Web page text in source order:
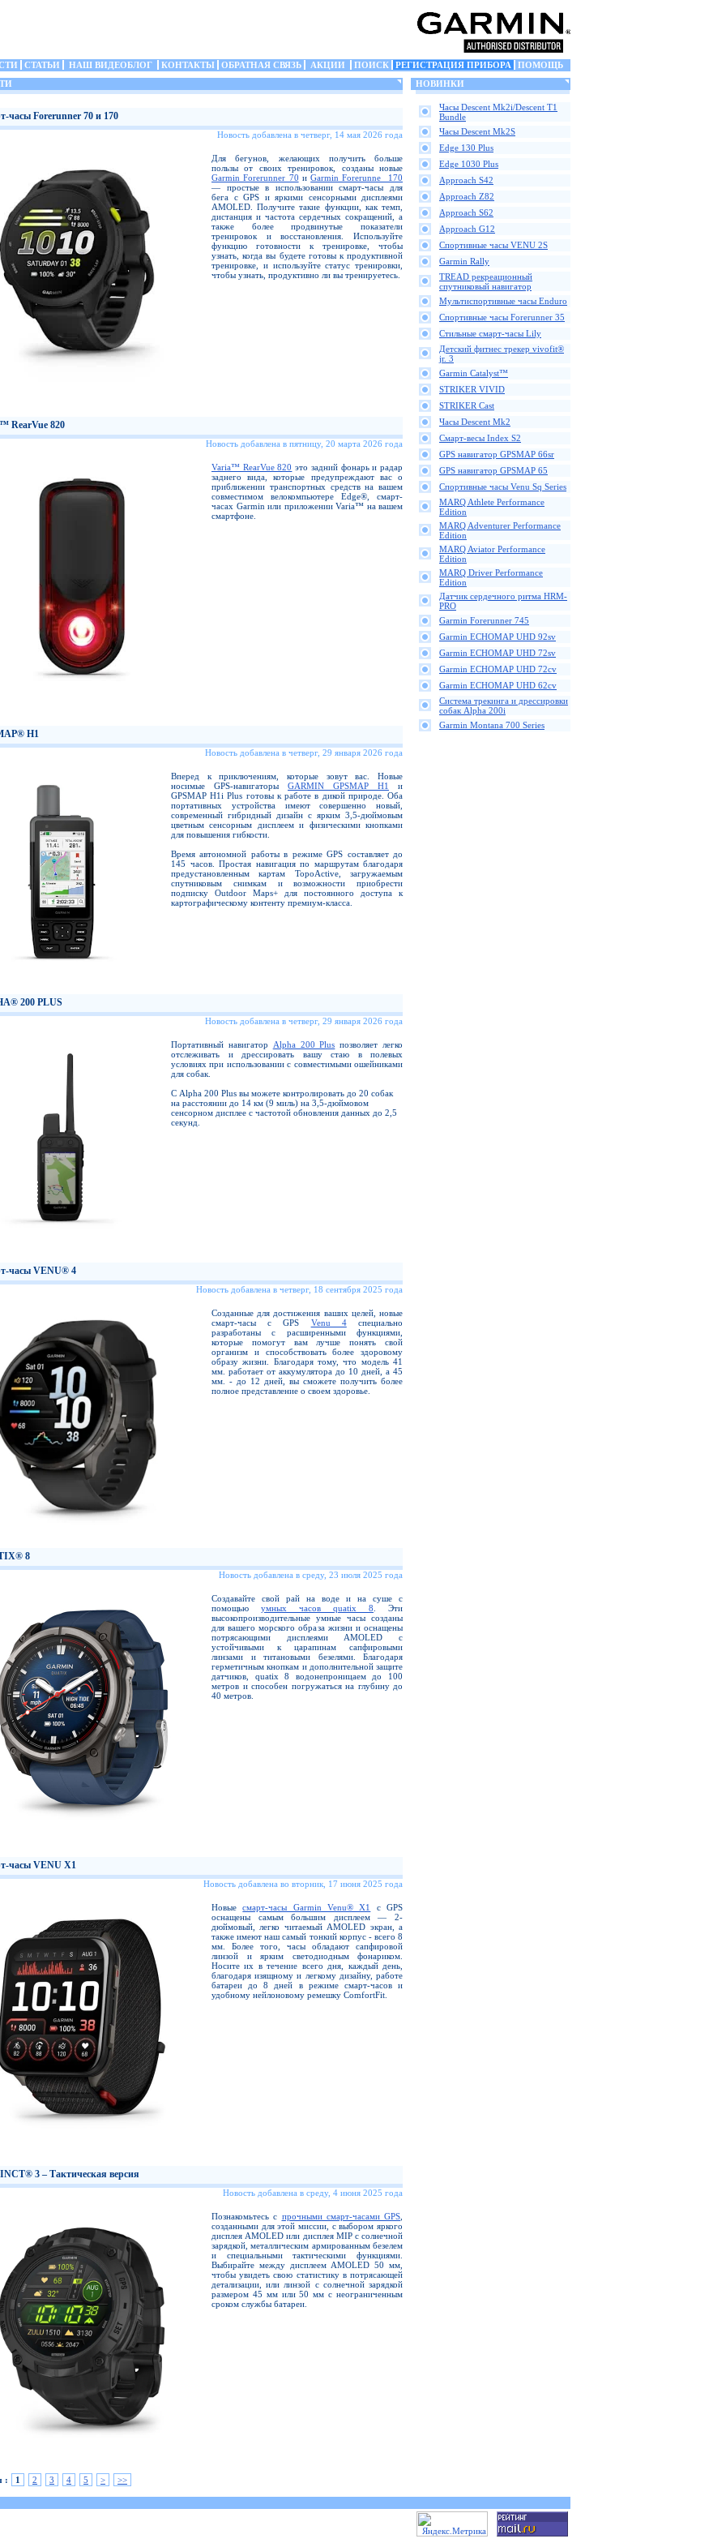
СТАТЬИ НАШ ВИДЕОБЛОГ КОНТАКТЫ ОБРАТНАЯ СВЯЗЬ АКЦИИ ПОИСК РЕГИСТРАЦИЯ ПРИБОРА
ПОМОЩЬ
часы Forerunner 70 и 170
Новость добавлена в четверг, 14 мая 2026 года
Для бегунов, желающих получить больше
пользы от своих тренировок, созданы новые
Garmin Forerunner 70 иGarmin Forerunne 170
— простые в использовании смарт-часы для
бега с GPS и яркими сенсорными дисплеями
AMOLED. Получите такие функции, как темп,
дистанция и частота сердечных сокращений, а
также более продвинутые показатели
тренировок и восстановления. Используйте
функцию готовности к тренировке, чтобы
узнать, когда вы будете готовы к продуктивной
тренировке, и используйте статус тренировки,
чтобы узнать, продуктивно ли вы тренируетесь.
RearVue 820
Новость добавлена в пятницу, 20 марта 2026 года
Varia™ RearVue 820 это задний фонарь и радар
заднего вида, которые предупреждают вас о
приближении транспортных средств на вашем
совместимом велокомпьютере Edge®, смарт-
часах Garmin или приложении Varia™ на вашем
смартфоне.
H1
Новость добавлена в четверг, 29 января 2026 года
Вперед к приключениям, которые зовут вас. Новые
носимые GPS-навигаторы GARMIN GPSMAP H1
и
GPSMAP H1i Plus готовы к работе в дикой природе. Оба
портативных устройства имеют совершенно новый,
современный гибридный дизайн с ярким 3,5-дюймовым
цветным сенсорным дисплеем и физическими кнопками
для повышения гибкости.
Время автономной работы в режиме GPS составляет до
145 часов. Простая навигация по маршрутам благодаря
предустановленным картам TopoActive, загружаемым
спутниковым снимкам и возможности приобрести
подписку Outdoor Maps+ для постоянного доступа к
картографическому контенту премиум-класса.
200 PLUS
Новость добавлена в четверг, 29 января 2026 года
Портативный навигатор Alpha 200 Plus позволяет легко
отслеживать и дрессировать вашу стаю в полевых
условиях при использовании с совместимыми ошейниками
для собак.
С Alpha 200 Plus вы можете контролировать до 20 собак
на расстоянии до 14 км (9 миль) на 3,5-дюймовом
сенсорном дисплее с частотой обновления данных до 2,5
секунд.
часы VENU® 4
Новость добавлена в четверг, 18 сентября 2025 года
Созданные для достижения ваших целей, новые
смарт-часы с GPS Venu 4специально
разработаны с расширенными функциями,
которые помогут вам лучше понять свой
организм и способствовать более здоровому
образу жизни. Благодаря тому, что модель 41
мм. работает от аккумулятора до 10 дней, а 45
мм. - до 12 дней, вы сможете получить более
полное представление о своем здоровье.
8
Новость добавлена в среду, 23 июля 2025 года
Создавайте свой рай на воде и на суше с
помощью умных часов quatix 8 . Эти
высокопроизводительные умные часы созданы
для вашего морского образа жизни и оснащены
потрясающими дисплеями AMOLED с
устойчивыми к царапинам сапфировыми
линзами и титановыми безелями. Благодаря
герметичным кнопкам и дополнительной защите
датчиков, quatix 8 водонепроницаем до 100
метров и способен погружаться на глубину до
40 метров.
часы VENU X1
Новость добавлена во вторник, 17 июня 2025 года
Новыесмарт-часы Garmin Venu® X1
с GPS
оснащены самым большим дисплеем — 2-
дюймовый, легко читаемый AMOLED экран, а
также имеют наш самый тонкий корпус - всего 8
мм. Более того, часы обладают сапфировой
линзой и ярким светодиодным фонариком.
Носите их в течение всего дня, каждый день,
благодаря изящному и легкому дизайну, работе
батареи до 8 дней в режиме смарт-часов и
удобному нейлоновому ремешку ComfortFit.
3 – Тактическая версия
Новость добавлена в среду, 4 июня 2025 года
Познакомьтесь с прочными смарт-часами GPS
созданными для этой миссии, с выбором яркого
дисплея AMOLED или дисплея MIP с солнечной
зарядкой, металлическим армированным безелем
и специальными тактическими функциями.
Выбирайте между дисплеем AMOLED 50 мм,
чтобы увидеть свою статистику в потрясающей
детализации, или линзой с солнечной зарядкой
размером 45 мм или 50 мм с неограниченным
сроком службы батареи.
: 1 2 3 4 5 > >>
НОВИНКИ
Часы Descent Mk2i/Descent T1
Bundle
Часы Descent Mk2S
Edge 130 Plus
Edge 1030 Plus
Approach S42
Approach Z82
Approach S62
Approach G12
Спортивные часы VENU 2S
Garmin Rally
TREAD рекреационный
спутниковый навигатор
Мультиспортивные часы Enduro
Спортивные часы Forerunner 35
Стильные смарт-часы Lily
Детский фитнес трекер vivofit®
jr. 3
Garmin Catalyst™
STRIKER VIVID
STRIKER Cast
Часы Descent Mk2
Смарт-весы Index S2
GPS навигатор GPSMAP 66sr
GPS навигатор GPSMAP 65
Спортивные часы Venu Sq Series
MARQ Athlete Performance
Edition
MARQ Adventurer Performance
Edition
MARQ Aviator Performance
Edition
MARQ Driver Performance
Edition
Датчик сердечного ритма HRM-
PRO
Garmin Forerunner 745
Garmin ECHOMAP UHD 92sv
Garmin ECHOMAP UHD 72sv
Garmin ECHOMAP UHD 72cv
Garmin ECHOMAP UHD 62cv
Cистема трекинга и дрессировки
собак Alpha 200i
Garmin Montana 700 Series